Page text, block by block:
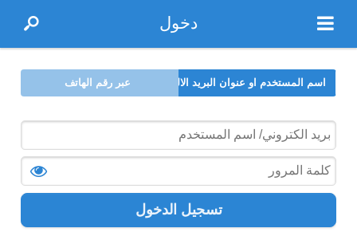
دخول
اسم المستخدم او عنوان البريد الالكتروني عبر رقم الهاتف
تسجيل الدخول